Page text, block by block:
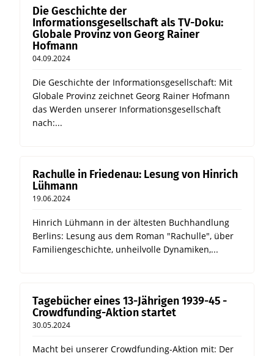
Die Geschichte der
Informationsgesellschaft als TV-Doku:
Globale Provinz von Georg Rainer
Hofmann
04.09.2024
Die Geschichte der Informationsgesellschaft: Mit
Globale Provinz zeichnet Georg Rainer Hofmann
das Werden unserer Informationsgesellschaft
nach:...
Rachulle in Friedenau: Lesung von Hinrich
Lühmann
19.06.2024
Hinrich Lühmann in der ältesten Buchhandlung
Berlins: Lesung aus dem Roman "Rachulle", über
Familiengeschichte, unheilvolle Dynamiken,...
Tagebücher eines 13-Jährigen 1939-45 -
Crowdfunding-Aktion startet
30.05.2024
Macht bei unserer Crowdfunding-Aktion mit: Der